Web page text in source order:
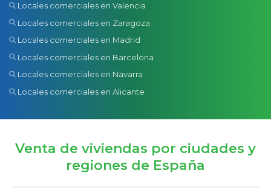
Locales comerciales en Valencia
Locales comerciales en Zaragoza
Locales comerciales en Madrid
Locales comerciales en Barcelona
Locales comerciales en Navarra
Locales comerciales en Alicante
Venta de viviendas por ciudades y
regiones de España